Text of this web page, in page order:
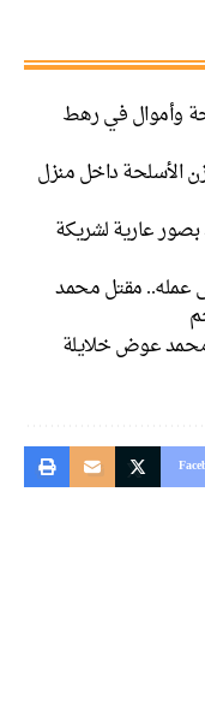
وأسلحة وأموال في رهط
الأسلحة داخل منزل
بصور عارية لشريكة
عمله.. مقتل محمد
عوض خلايلة